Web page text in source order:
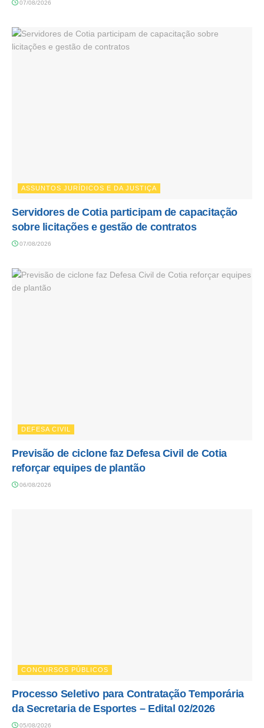
07/08/2026
ASSUNTOS JURÍDICOS E DA JUSTIÇA
Servidores de Cotia participam de capacitação
sobre licitações e gestão de contratos
07/08/2026
DEFESA CIVIL
Previsão de ciclone faz Defesa Civil de Cotia
reforçar equipes de plantão
06/08/2026
CONCURSOS PÚBLICOS
Processo Seletivo para Contratação Temporária
da Secretaria de Esportes – Edital 02/2026
05/08/2026